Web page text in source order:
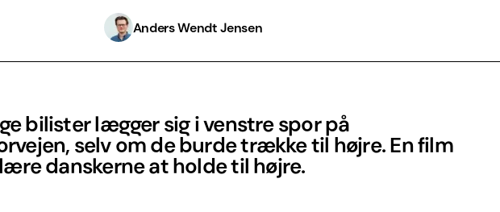
Anders Wendt Jensen
bilister lægger sig i venstre spor på
selv om de burde trække til højre. En film
danskerne at holde til højre.